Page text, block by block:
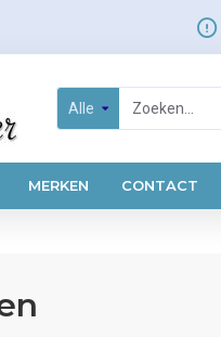
Alle
MERKEN CONTACT